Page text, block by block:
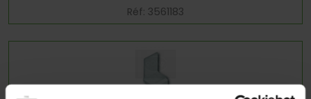
Réf: 3561183